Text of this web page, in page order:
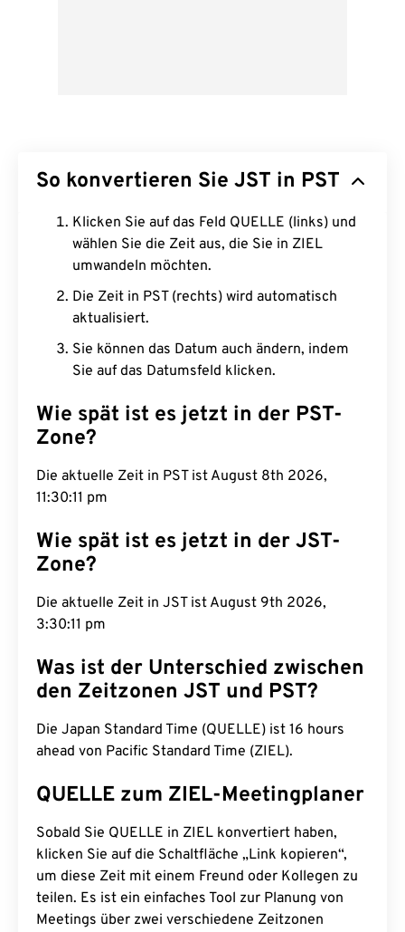
So konvertieren Sie JST in PST
Klicken Sie auf das Feld QUELLE (links) und
wählen Sie die Zeit aus, die Sie in ZIEL
umwandeln möchten.
Die Zeit in PST (rechts) wird automatisch
aktualisiert.
Sie können das Datum auch ändern, indem
Sie auf das Datumsfeld klicken.
Wie spät ist es jetzt in der PST-
Zone?
Die aktuelle Zeit in PST ist August 8th 2026,
11:30:12 pm
Wie spät ist es jetzt in der JST-
Zone?
Die aktuelle Zeit in JST ist August 9th 2026,
3:30:12 pm
Was ist der Unterschied zwischen
den Zeitzonen JST und PST?
Die Japan Standard Time (QUELLE) ist 16 hours
ahead von Pacific Standard Time (ZIEL).
QUELLE zum ZIEL-Meetingplaner
Sobald Sie QUELLE in ZIEL konvertiert haben,
klicken Sie auf die Schaltfläche „Link kopieren“,
um diese Zeit mit einem Freund oder Kollegen zu
teilen. Es ist ein einfaches Tool zur Planung von
Meetings über zwei verschiedene Zeitzonen